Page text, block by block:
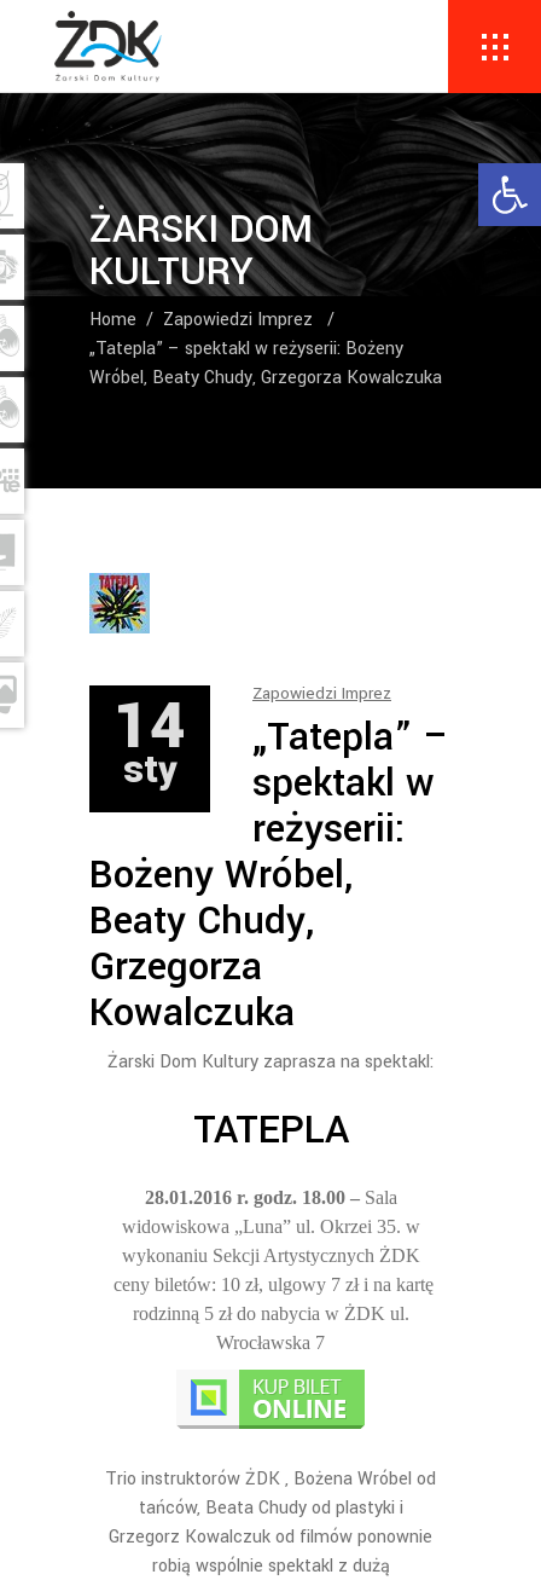
ŻARSKI DOM
KULTURY
Home / Zapowiedzi Imprez
/
„Tatepla” – spektakl w reżyserii: Bożeny
Wróbel, Beaty Chudy, Grzegorza Kowalczuka
14
sty
Zapowiedzi Imprez
„Tatepla” –
spektakl w
reżyserii:
Bożeny Wróbel,
Beaty Chudy,
Grzegorza
Kowalczuka
Żarski Dom Kultury zaprasza na spektakl:
TATEPLA
28.01.2016 r. godz. 18.00 – Sala
widowiskowa „Luna” ul. Okrzei 35. w
wykonaniu Sekcji Artystycznych ŻDK
ceny biletów: 10 zł, ulgowy 7 zł i na kartę
rodzinną 5 zł do nabycia w ŻDK ul.
Wrocławska 7
Trio instruktorów ŻDK , Bożena Wróbel od
tańców, Beata Chudy od plastyki i
Grzegorz Kowalczuk od filmów ponownie
robią wspólnie spektakl z dużą